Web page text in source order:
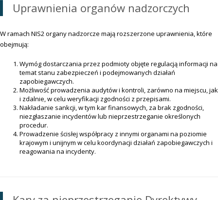
Uprawnienia organów nadzorczych
W ramach NIS2 organy nadzorcze mają rozszerzone uprawnienia, które
obejmują:
Wymóg dostarczania przez podmioty objęte regulacją informacji na
temat stanu zabezpieczeń i podejmowanych działań
zapobiegawczych.
Możliwość prowadzenia audytów i kontroli, zarówno na miejscu, jak
i zdalnie, w celu weryfikacji zgodności z przepisami.
Nakładanie sankcji, w tym kar finansowych, za brak zgodności,
niezgłaszanie incydentów lub nieprzestrzeganie określonych
procedur.
Prowadzenie ścisłej współpracy z innymi organami na poziomie
krajowym i unijnym w celu koordynacji działań zapobiegawczych i
reagowania na incydenty.